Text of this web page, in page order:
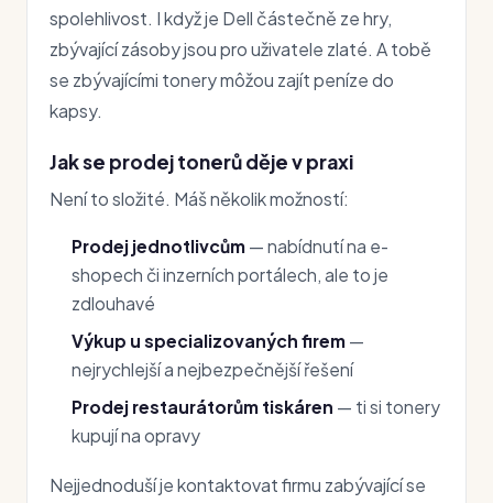
spolehlivost. I když je Dell částečně ze hry,
zbývající zásoby jsou pro uživatele zlaté. A tobě
se zbývajícími tonery môžou zajít peníze do
kapsy.
Jak se prodej tonerů děje v praxi
Není to složité. Máš několik možností:
Prodej jednotlivcům — nabídnutí na e-
shopech či inzerních portálech, ale to je
zdlouhavé
Výkup u specializovaných firem —
nejrychlejší a nejbezpečnější řešení
Prodej restaurátorům tiskáren — ti si tonery
kupují na opravy
Nejjednoduší je kontaktovat firmu zabývající se